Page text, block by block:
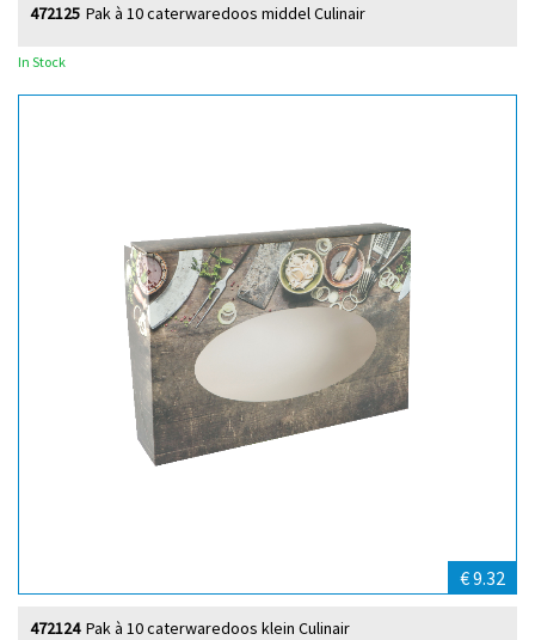
Pak à 10 caterwaredoos middel Culinair
472125
In Stock
€ 9.32
Pak à 10 caterwaredoos klein Culinair
472124